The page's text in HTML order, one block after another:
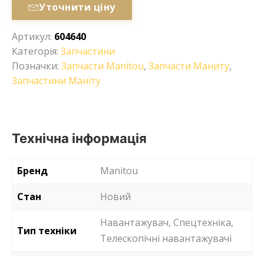
Уточнити ціну
Артикул: 604640
Категорія: Запчастини
Позначки: Запчасти Manitou, Запчасти Маниту,
Запчастини Маніту
Технічна інформація
Бренд
Manitou
Стан
Новий
Тип техніки
Навантажувач, Спецтехніка,
Телескопічні навантажувачі